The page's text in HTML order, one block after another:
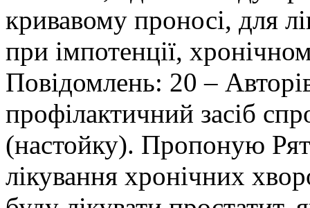
кривавому проносі, для
при імпотенції,
Повідомлень: 20 –
профілактичний засіб
(настойку). Пропоную
лікування хронічних